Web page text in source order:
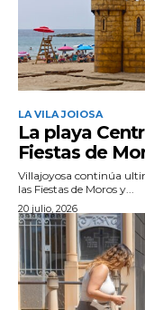
LA VILA JOIOSA
La playa
Fiestas de
Villajoyosa continúa
las Fiestas de Moros y...
20 julio, 2026